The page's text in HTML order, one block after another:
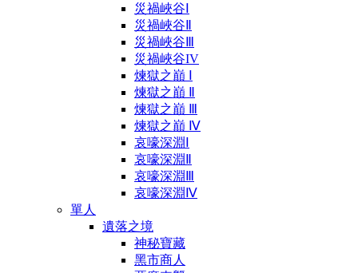
災禍峽谷Ⅰ
災禍峽谷Ⅱ
災禍峽谷Ⅲ
災禍峽谷IV
煉獄之巔 Ⅰ
煉獄之巔 Ⅱ
煉獄之巔 Ⅲ
煉獄之巔 Ⅳ
哀嚎深淵Ⅰ
哀嚎深淵Ⅱ
哀嚎深淵Ⅲ
哀嚎深淵Ⅳ
單人
遺落之境
神秘寶藏
黑市商人